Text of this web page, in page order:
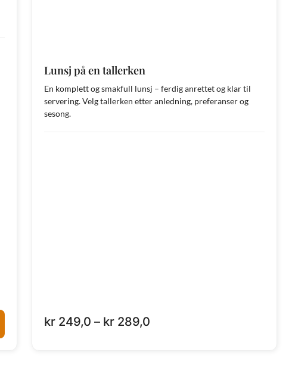
Lunsj på en tallerken
En komplett og smakfull lunsj – ferdig anrettet og klar til
servering. Velg tallerken etter anledning, preferanser og
sesong.
kr 249,0 – kr 289,0